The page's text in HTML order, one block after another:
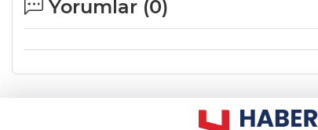
Yorumlar (0)